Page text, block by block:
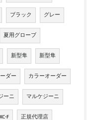
ブラック グレー
夏用グローブ
新型隼 新型隼
ダー カラーオーダー
ーニ マルケジーニ
F 正規代理店